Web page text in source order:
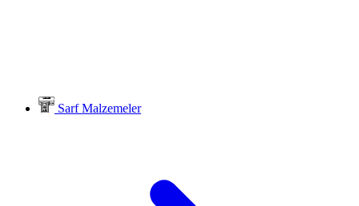
Sarf Malzemeler